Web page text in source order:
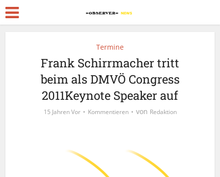
Termine
Frank Schirrmacher tritt
beim als DMVÖ Congress
2011Keynote Speaker auf
15 Jahren Vor Kommentieren von Redaktion